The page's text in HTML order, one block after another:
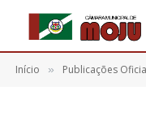
Início » Publicações